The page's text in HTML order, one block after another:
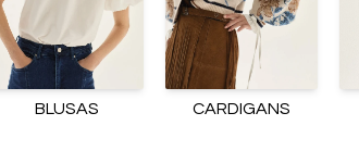
BLUSAS CARDIGANS